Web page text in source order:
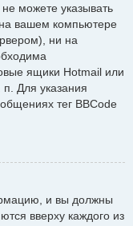
можете указывать
вашем компьютере
ни на
ящики Hotmail или
Для указания
тег BBCode
и вы должны
вверху каждого из